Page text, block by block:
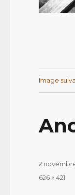
Image
Publié
2
Taille
626 × 421